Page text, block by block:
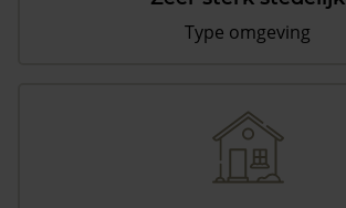
Type omgeving